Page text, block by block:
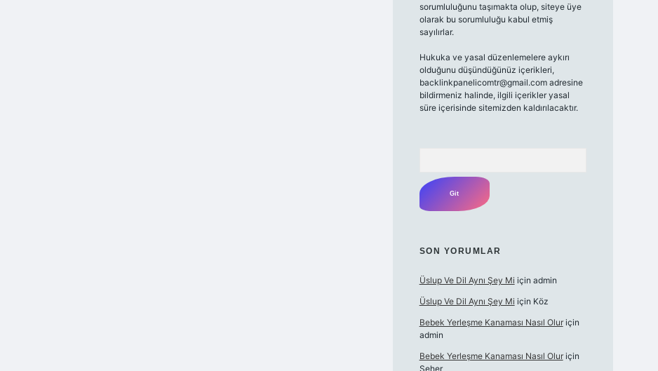
sorumluluğunu taşımakta olup, siteye üye
olarak bu sorumluluğu kabul etmiş
sayılırlar.
Hukuka ve yasal düzenlemelere aykırı
olduğunu düşündüğünüz içerikleri,
backlinkpanelicomtr@gmail.comadresine
bildirmeniz halinde, ilgili içerikler yasal
süre içerisinde sitemizden kaldırılacaktır.
SON YORUMLAR
Üslup Ve Dil Aynı Şey Mi için admin
Üslup Ve Dil Aynı Şey Mi için Köz
Bebek Yerleşme Kanaması Nasıl Oluriçin
admin
Bebek Yerleşme Kanaması Nasıl Oluriçin
Seher